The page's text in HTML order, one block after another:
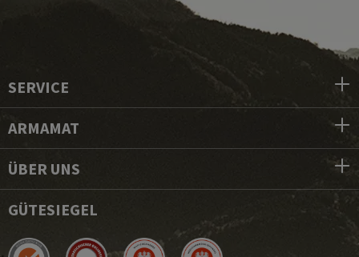
SERVICE
ARMAMAT
ÜBER UNS
GÜTESIEGEL